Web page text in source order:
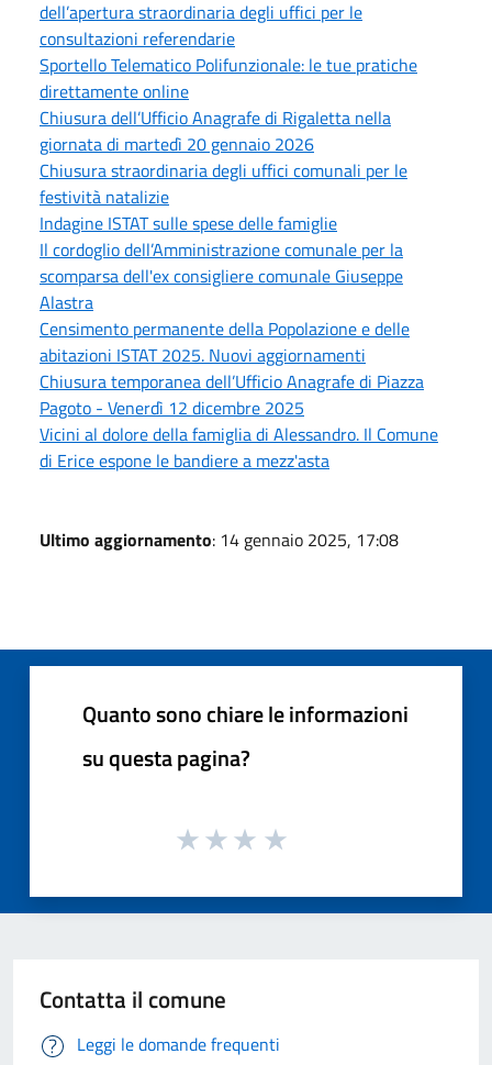
dell’apertura straordinaria degli uffici per le
consultazioni referendarie
Sportello Telematico Polifunzionale: le tue pratiche
direttamente online
Chiusura dell’Ufficio Anagrafe di Rigaletta nella
giornata di martedì 20 gennaio 2026
Chiusura straordinaria degli uffici comunali per le
festività natalizie
Indagine ISTAT sulle spese delle famiglie
Il cordoglio dell’Amministrazione comunale per la
scomparsa dell'ex consigliere comunale Giuseppe
Alastra
Censimento permanente della Popolazione e delle
abitazioni ISTAT 2025. Nuovi aggiornamenti
Chiusura temporanea dell’Ufficio Anagrafe di Piazza
Pagoto - Venerdì 12 dicembre 2025
Vicini al dolore della famiglia di Alessandro. Il Comune
di Erice espone le bandiere a mezz'asta
Ultimo aggiornamento: 14 gennaio 2025, 17:08
Quanto sono chiare le informazioni
su questa pagina?
Contatta il comune
Leggi le domande frequenti